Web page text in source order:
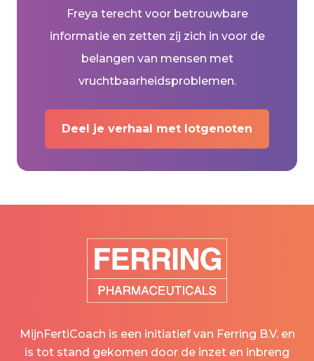
Freya terecht voor betrouwbare
informatie en zetten zij zich in voor de
belangen van mensen met
vruchtbaarheidsproblemen.
Deel je verhaal met lotgenoten
MijnFertiCoach is een initiatief van Ferring B.V. en
is tot stand gekomen door de inzet en inbreng